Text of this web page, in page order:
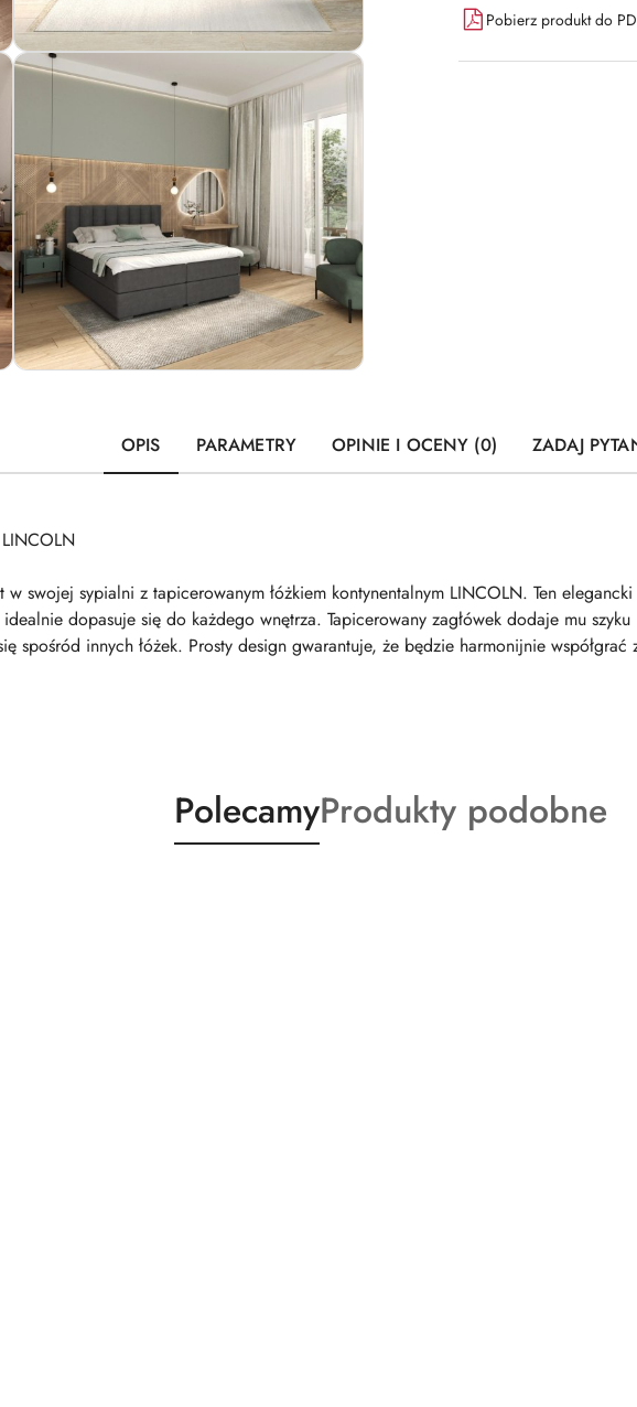
Pobierz produkt do
OPIS PARAMETRY OPINIE I OCENY (0) ZADAJ
swojej sypialni z tapicerowanym łóżkiem kontynentalnym LINCOLN. Ten
dopasuje się do każdego wnętrza. Tapicerowany zagłówek dodaje mu
spośród innych łóżek. Prosty design gwarantuje, że będzie harmonijnie
Produkty
o
PolecamyProdukty
o
Produkty podobne